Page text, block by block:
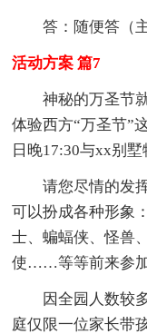
答：随便答（主
活动方案 篇7
神秘的万圣节就
体验西方“万圣节”
日晚17:30与xx别
请您尽情的发挥
可以扮成各种形象
士、蝙蝠侠、怪兽
使……等等前来参加
因全园人数较多
庭仅限一位家长带